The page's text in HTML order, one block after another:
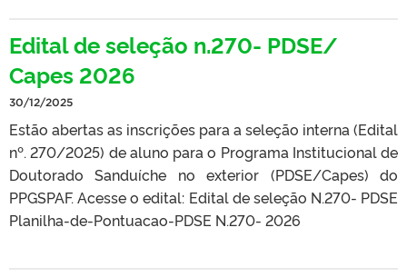
Edital de seleção n.270- PDSE/
Capes 2026
30/12/2025
Estão abertas as inscrições para a seleção interna (Edital
nº. 270/2025) de aluno para o Programa Institucional de
Doutorado Sanduíche no exterior (PDSE/Capes) do
PPGSPAF. Acesse o edital: Edital de seleção N.270- PDSE
Planilha-de-Pontuacao-PDSE N.270- 2026